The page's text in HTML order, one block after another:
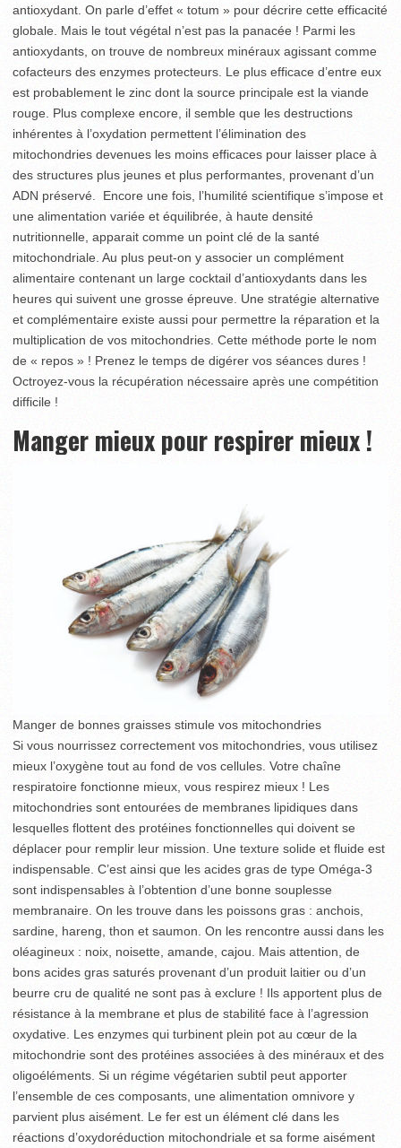
antioxydant. On parle d’effet « totum » pour décrire cette efficacité
globale. Mais le tout végétal n’est pas la panacée ! Parmi les
antioxydants, on trouve de nombreux minéraux agissant comme
cofacteurs des enzymes protecteurs. Le plus efficace d’entre eux
est probablement le zinc dont la source principale est la viande
rouge. Plus complexe encore, il semble que les destructions
inhérentes à l’oxydation permettent l’élimination des
mitochondries devenues les moins efficaces pour laisser place à
des structures plus jeunes et plus performantes, provenant d’un
ADN préservé. Encore une fois, l’humilité scientifique s’impose et
une alimentation variée et équilibrée, à haute densité
nutritionnelle, apparait comme un point clé de la santé
mitochondriale. Au plus peut-on y associer un complément
alimentaire contenant un large cocktail d’antioxydants dans les
heures qui suivent une grosse épreuve. Une stratégie alternative
et complémentaire existe aussi pour permettre la réparation et la
multiplication de vos mitochondries. Cette méthode porte le nom
de « repos » ! Prenez le temps de digérer vos séances dures !
Octroyez-vous la récupération nécessaire après une compétition
difficile !
Manger mieux pour respirer mieux !
Manger de bonnes graisses stimule vos mitochondries
Si vous nourrissez correctement vos mitochondries, vous utilisez
mieux l’oxygène tout au fond de vos cellules. Votre chaîne
respiratoire fonctionne mieux, vous respirez mieux ! Les
mitochondries sont entourées de membranes lipidiques dans
lesquelles flottent des protéines fonctionnelles qui doivent se
déplacer pour remplir leur mission. Une texture solide et fluide est
indispensable. C’est ainsi que les acides gras de type Oméga-3
sont indispensables à l’obtention d’une bonne souplesse
membranaire. On les trouve dans les poissons gras : anchois,
sardine, hareng, thon et saumon. On les rencontre aussi dans les
oléagineux : noix, noisette, amande, cajou. Mais attention, de
bons acides gras saturés provenant d’un produit laitier ou d’un
beurre cru de qualité ne sont pas à exclure ! Ils apportent plus de
résistance à la membrane et plus de stabilité face à l’agression
oxydative. Les enzymes qui turbinent plein pot au cœur de la
mitochondrie sont des protéines associées à des minéraux et des
oligoéléments. Si un régime végétarien subtil peut apporter
l’ensemble de ces composants, une alimentation omnivore y
parvient plus aisément. Le fer est un élément clé dans les
réactions d’oxydoréduction mitochondriale et sa forme aisément